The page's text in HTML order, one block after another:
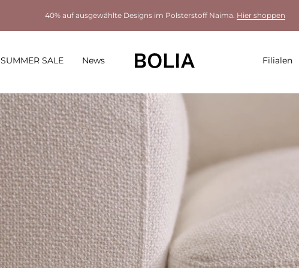
40% auf ausgewählte Designs im Polsterstoff Naima. Hier shoppen
SUMMER SALE News Filialen